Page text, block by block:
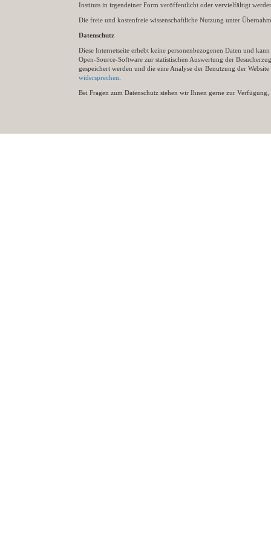
Instituts in irgendeiner Form veröffentlicht oder vervielfältigt
Die freie und kostenfreie wissenschaftliche Nutzung unter
Datenschutz
Diese Internetseite erhebt keine personenbezogenen Daten und
Open-Source-Software zur statistischen Auswertung der
gespeichert werden und die eine Analyse der Benutzung der
widersprechen
Bei Fragen zum Datenschutz stehen wir Ihnen gerne zur